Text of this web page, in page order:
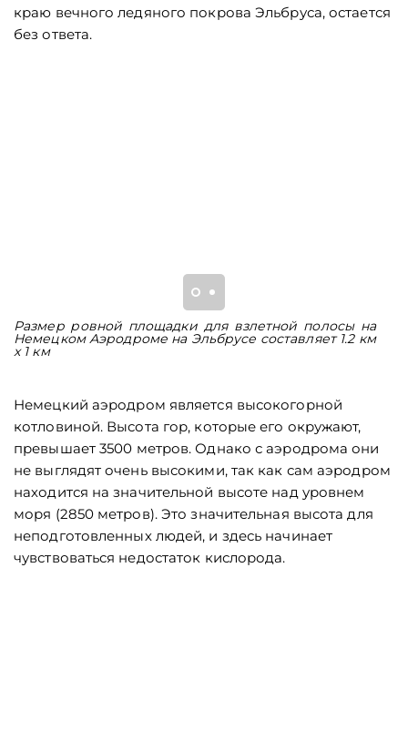
краю вечного ледяного покрова Эльбруса, остается
без ответа.
Размер ровной площадки для взлетной полосы на
Немецком Аэродроме на Эльбрусе составляет 1.2 км
х 1 км
Немецкий аэродром является высокогорной
котловиной. Высота гор, которые его окружают,
превышает 3500 метров. Однако с аэродрома они
не выглядят очень высокими, так как сам аэродром
находится на значительной высоте над уровнем
моря (2850 метров). Это значительная высота для
неподготовленных людей, и здесь начинает
чувствоваться недостаток кислорода.